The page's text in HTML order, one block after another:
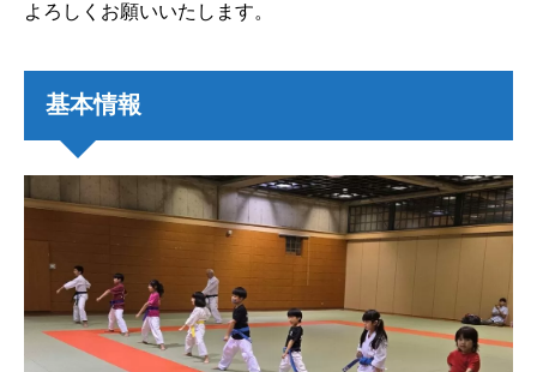
よろしくお願いいたします。
基本情報